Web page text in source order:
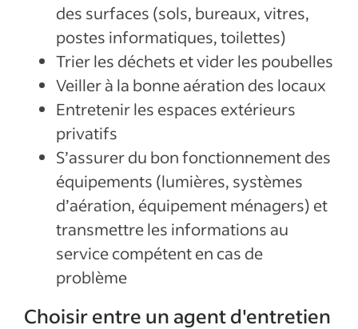
des surfaces (sols, bureaux, vitres,
postes informatiques, toilettes)
Trier les déchets et vider les poubelles
Veiller à la bonne aération des locaux
Entretenir les espaces extérieurs
privatifs
S’assurer du bon fonctionnement des
équipements (lumières, systèmes
d’aération, équipement ménagers) et
transmettre les informations au
service compétent en cas de
problème
Choisir entre un agent d'entretien